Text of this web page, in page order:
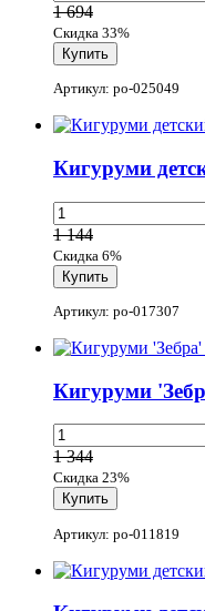
1 694
Скидка 33%
Артикул: po-025049
Кигуруми
1 144
Скидка 6%
Артикул: po-017307
Кигуруми
1 344
Скидка 23%
Артикул: po-011819